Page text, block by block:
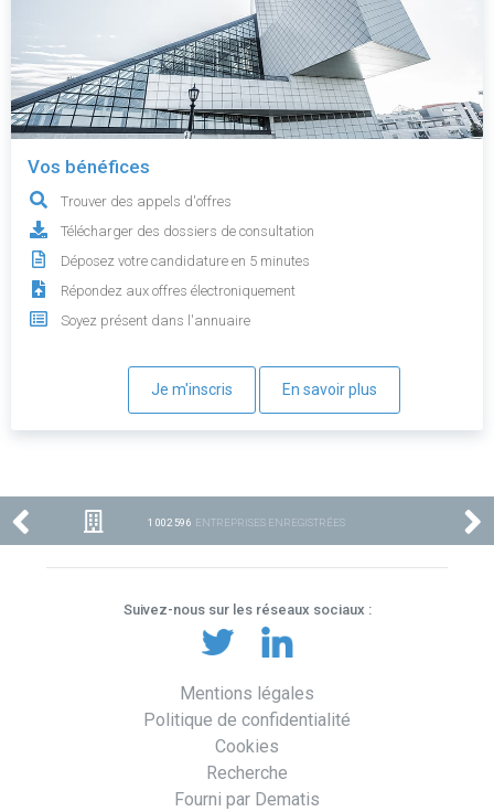
Vos bénéfices
Trouver des appels d'offres
Télécharger des dossiers de consultation
Déposez votre candidature en 5 minutes
Répondez aux offres électroniquement
Soyez présent dans l'annuaire
Je m'inscris En savoir plus
1 002 596 ENTREPRISES ENREGISTRÉES
Suivez-nous sur les réseaux sociaux :
Mentions légales
Politique de confidentialité
Cookies
Recherche
Fourni par Dematis